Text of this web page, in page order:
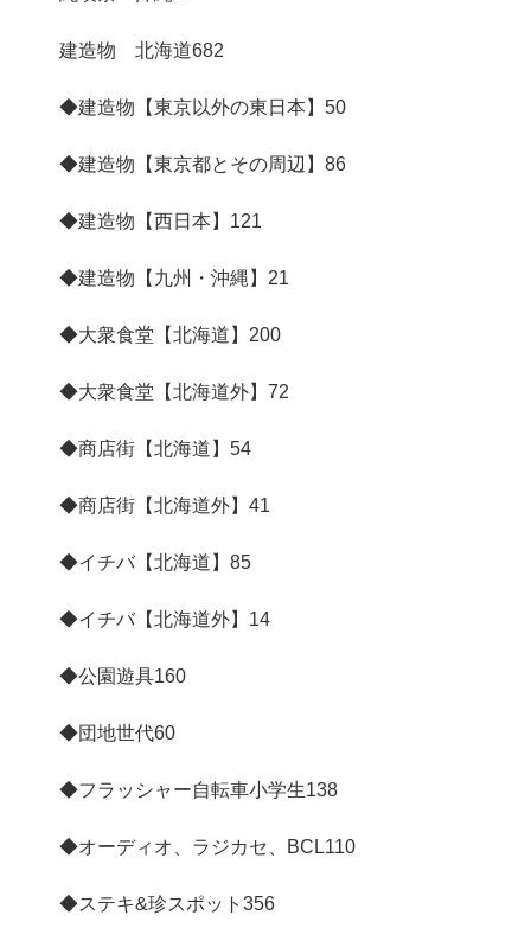
建造物 北海道682
◆建造物【東京以外の東日本】 50
◆建造物【東京都とその周辺】 86
◆建造物【西日本】 121
◆建造物【九州・沖縄】 21
◆大衆食堂【北海道】 200
◆大衆食堂【北海道外】 72
◆商店街【北海道】 54
◆商店街【北海道外】 41
◆イチバ【北海道】 85
◆イチバ【北海道外】 14
◆公園遊具160
◆団地世代60
◆フラッシャー自転車小学生138
◆オーディオ、ラジカセ、BCL110
◆ステキ&珍スポット 356